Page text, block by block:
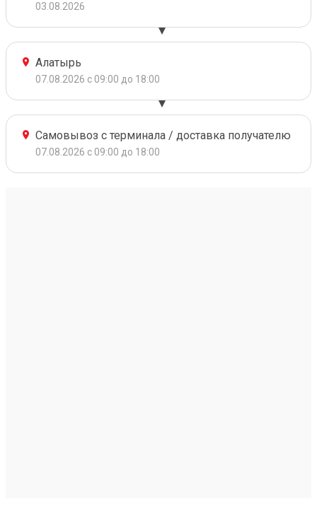
03.08.2026
Алатырь
07.08.2026 с 09:00 до 18:00
Самовывоз с терминала / доставка получателю
07.08.2026 с 09:00 до 18:00